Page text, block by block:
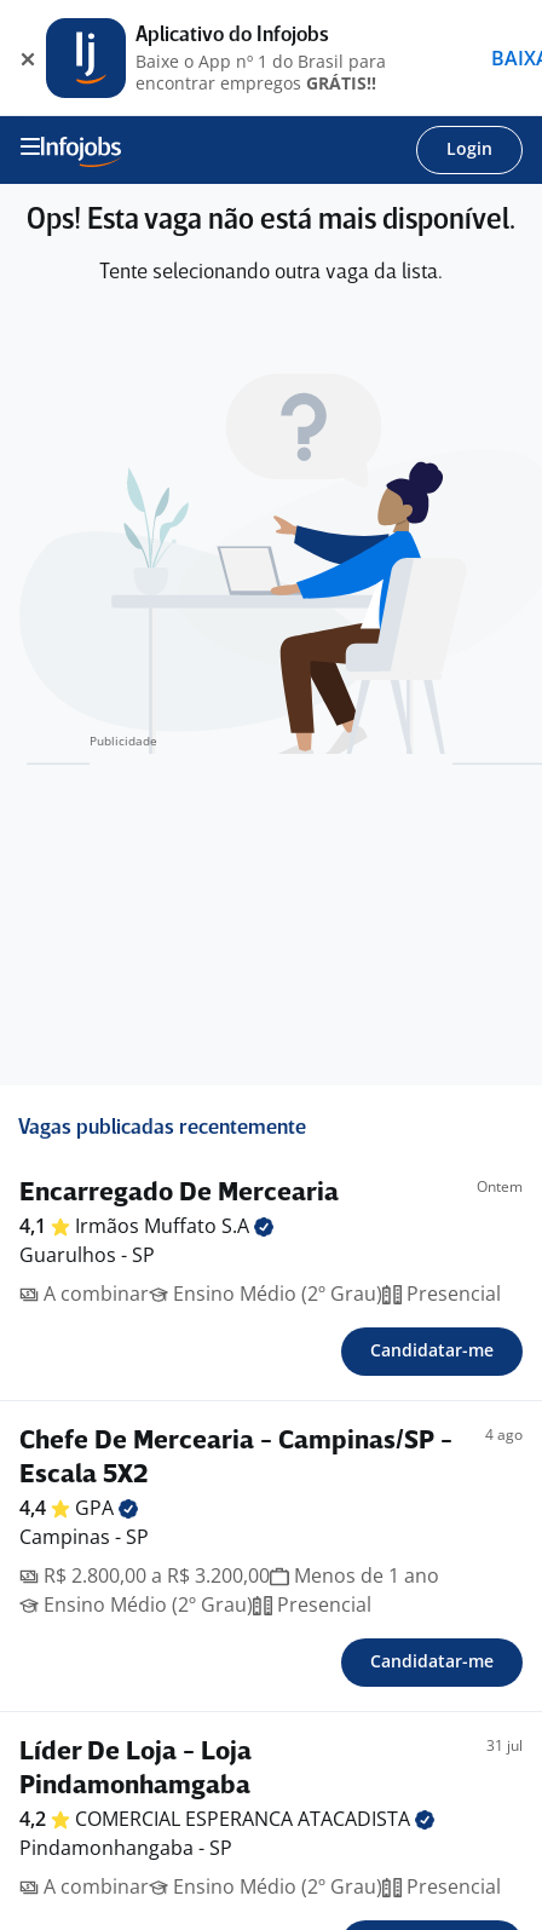
Login
Ops! Esta vaga não está mais disponível.
Tente selecionando outra vaga da lista.
Vagas publicadas recentemente
Encarregado De Mercearia Ontem
4,1 Irmãos Muffato S.A
Guarulhos - SP
A combinar
Ensino Médio (2º Grau) Presencial
Candidatar-me
Chefe De Mercearia - Campinas/SP -
Escala 5X2
4 ago
4,4
GPA
Campinas - SP
R$ 2.800,00 a R$ 3.200,00
Menos de 1 ano
Ensino Médio (2º Grau)
Presencial
Candidatar-me
Líder De Loja - Loja
Pindamonhamgaba
31 jul
4,2 COMERCIAL ESPERANCAATACADISTA
Pindamonhangaba - SP
A combinar
Ensino Médio (2º Grau) Presencial
Aplicativo do Infojobs
Baixe o App nº 1 do Brasil para
encontrar empregos GRÁTIS!!